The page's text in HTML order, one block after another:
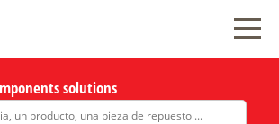
solutions